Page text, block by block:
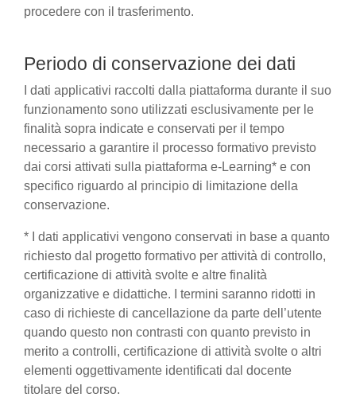
procedere con il trasferimento.
Periodo di conservazione dei dati
I dati applicativi raccolti dalla piattaforma durante il suo
funzionamento sono utilizzati esclusivamente per le
finalità sopra indicate e conservati per il tempo
necessario a garantire il processo formativo previsto
dai corsi attivati sulla piattaforma e-Learning* e con
specifico riguardo al principio di limitazione della
conservazione.
* I dati applicativi vengono conservati in base a quanto
richiesto dal progetto formativo per attività di controllo,
certificazione di attività svolte e altre finalità
organizzative e didattiche. I termini saranno ridotti in
caso di richieste di cancellazione da parte dell’utente
quando questo non contrasti con quanto previsto in
merito a controlli, certificazione di attività svolte o altri
elementi oggettivamente identificati dal docente
titolare del corso.